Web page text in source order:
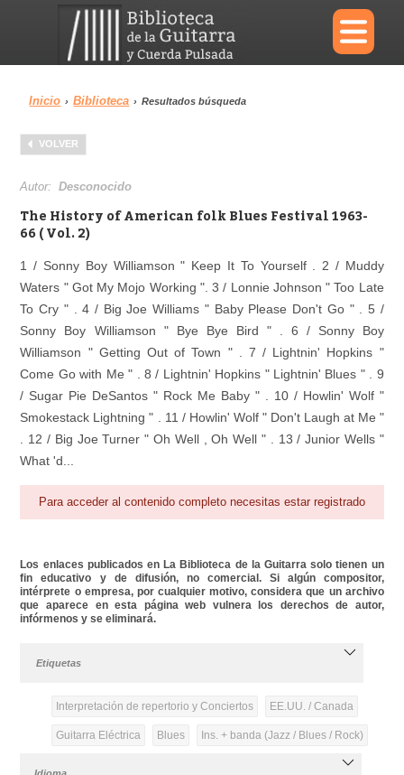
×
Menu
Biblioteca
Área personal
Inicio › Biblioteca › Resultados búsqueda
VOLVER
Autor:Desconocido
The History of American folk Blues Festival 1963-
66 ( Vol. 2)
1 / Sonny Boy Williamson " Keep It To Yourself . 2 / Muddy
Waters " Got My Mojo Working ". 3 / Lonnie Johnson " Too Late
To Cry " . 4 / Big Joe Williams " Baby Please Don't Go " . 5 /
Sonny Boy Williamson " Bye Bye Bird " . 6 / Sonny Boy
Williamson " Getting Out of Town " . 7 / Lightnin' Hopkins "
Come Go with Me " . 8 / Lightnin' Hopkins " Lightnin' Blues " . 9
/ Sugar Pie DeSantos " Rock Me Baby " . 10 / Howlin' Wolf "
Smokestack Lightning " . 11 / Howlin' Wolf " Don't Laugh at Me "
. 12 / Big Joe Turner " Oh Well , Oh Well " . 13 / Junior Wells "
What 'd...
Para acceder al contenido completo necesitas estar registrado
Los enlaces publicados en La Biblioteca de la Guitarra solo tienen un
fin educativo y de difusión, no comercial. Si algún compositor,
intérprete o empresa, por cualquier motivo, considera que un archivo
que aparece en esta página web vulnera los derechos de autor,
infórmenos y se eliminará.
Etiquetas
Interpretación de repertorio y Conciertos EE.UU. / Canada
Guitarra Eléctrica Blues Ins. + banda (Jazz / Blues / Rock)